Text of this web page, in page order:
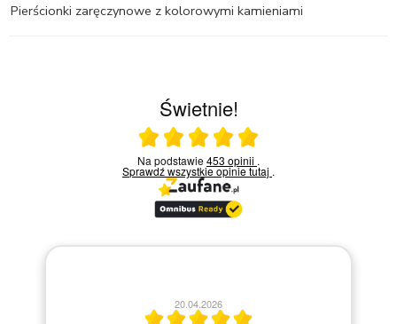
Pierścionki zaręczynowe z kolorowymi kamieniami
Świetnie!
Ocena średnia 5 na 5
Na podstawie453 opinii .
Sprawdź wszystkie opinietutaj .